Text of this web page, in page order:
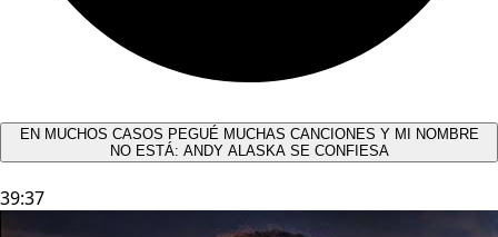
EN MUCHOS CASOS PEGUÉ MUCHAS CANCIONES Y MI NOMBRE
NO ESTÁ: ANDY ALASKA SE CONFIESA​
39:37